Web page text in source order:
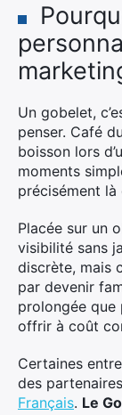
Un gobelet,
penser. Café
boisson lors
moments
précisément là
Placée sur un
visibilité sans
discrète, mais
par devenir
prolongée
offrir à coût
Certaines
des
Français. Le